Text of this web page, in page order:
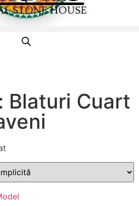
Blaturi Cuart